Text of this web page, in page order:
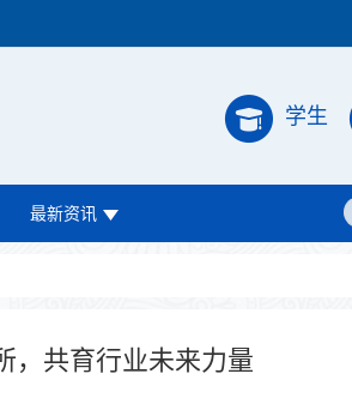
学生
最新资讯
，共育行业未来力量